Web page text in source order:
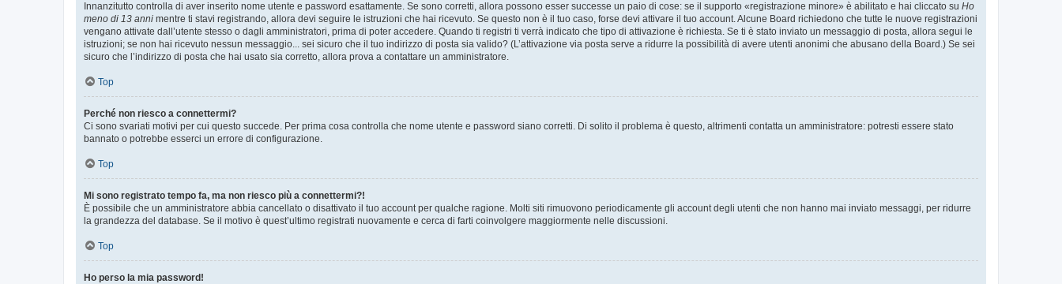
Innanzitutto controlla di aver inserito nome utente e password esattamente. Se sono corretti, allora possono esser successe un paio di cose: se il supporto «registrazione minore» è abilitato e hai cliccato su Ho
meno di 13 anni mentre ti stavi registrando, allora devi seguire le istruzioni che hai ricevuto. Se questo non è il tuo caso, forse devi attivare il tuo account. Alcune Board richiedono che tutte le nuove registrazioni
vengano attivate dall’utente stesso o dagli amministratori, prima di poter accedere. Quando ti registri ti verrà indicato che tipo di attivazione è richiesta. Se ti è stato inviato un messaggio di posta, allora segui le
istruzioni; se non hai ricevuto nessun messaggio... sei sicuro che il tuo indirizzo di posta sia valido? (L’attivazione via posta serve a ridurre la possibilità di avere utenti anonimi che abusano della Board.) Se sei
sicuro che l’indirizzo di posta che hai usato sia corretto, allora prova a contattare un amministratore.
Top
Perché non riesco a connettermi?
Ci sono svariati motivi per cui questo succede. Per prima cosa controlla che nome utente e password siano corretti. Di solito il problema è questo, altrimenti contatta un amministratore: potresti essere stato
bannato o potrebbe esserci un errore di configurazione.
Top
Mi sono registrato tempo fa, ma non riesco più a connettermi?!
È possibile che un amministratore abbia cancellato o disattivato il tuo account per qualche ragione. Molti siti rimuovono periodicamente gli account degli utenti che non hanno mai inviato messaggi, per ridurre
la grandezza del database. Se il motivo è quest’ultimo registrati nuovamente e cerca di farti coinvolgere maggiormente nelle discussioni.
Top
Ho perso la mia password!